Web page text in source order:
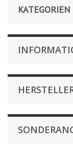
KATEGORIEN